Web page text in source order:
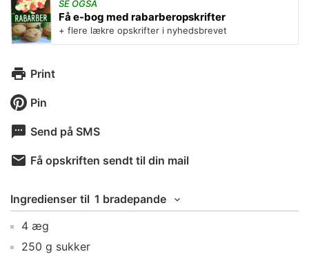
SE OGSÅ
Få e-bog med rabarberopskrifter
+ flere lækre opskrifter i nyhedsbrevet
Print
Pin
Send på SMS
Få opskriften sendt til din mail
Ingredienser til 1 bradepande
4 æg
250 g sukker